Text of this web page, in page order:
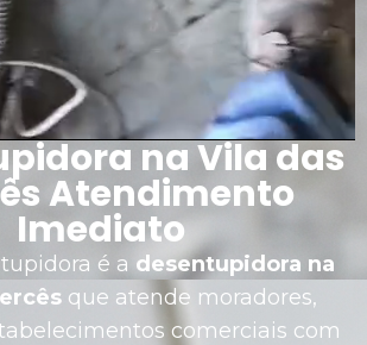
na Vila das
Atendimento
Imediato
é a desentupidora na
que atende moradores,
comerciais com